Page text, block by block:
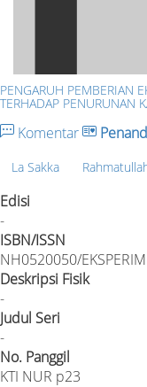
PENGARUH PEMBERIAN
TERHADAP PENURUNAN
Komentar
La Sakka
Edisi
-
ISBN/ISSN
NH0520050/
Deskripsi Fisik
-
Judul Seri
-
No. Panggil
KTI NUR p23